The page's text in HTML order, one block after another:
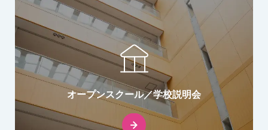
オープンスクール／学校説明会